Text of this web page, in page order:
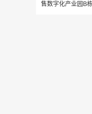
售数字化产业园B